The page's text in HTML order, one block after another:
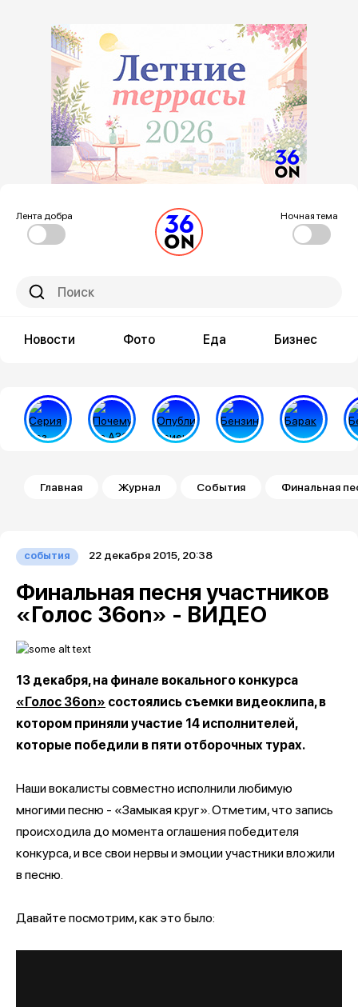
Лента добра Ночная тема
Новости Фото Еда Бизнес
Строка навигации
Главная Журнал События Финальная
события 22 декабря 2015, 20:38
Финальная песня участников
«Голос 36on» - ВИДЕО
13 декабря, на финале вокального конкурса
«Голос 36on» состоялись съемки видеоклипа, в
котором приняли участие 14 исполнителей,
которые победили в пяти отборочных турах.
Наши вокалисты совместно исполнили любимую
многими песню - «Замыкая круг». Отметим, что запись
происходила до момента оглашения победителя
конкурса, и все свои нервы и эмоции участники вложили
в песню.
Давайте посмотрим, как это было: